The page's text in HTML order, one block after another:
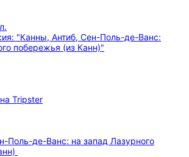
Поль-де-Ванс: на запад Лазурного